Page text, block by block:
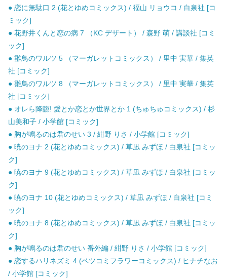
● 恋に無駄口 2 (花とゆめコミックス) / 福山 リョウコ / 白泉社 [コ
ミック]
● 花野井くんと恋の病 7 （KC デザート） / 森野 萌 / 講談社 [コミ
ック]
● 雛鳥のワルツ 5 （マーガレットコミックス） / 里中 実華 / 集英
社 [コミック]
● 雛鳥のワルツ 8 （マーガレットコミックス） / 里中 実華 / 集英
社 [コミック]
● オレら降臨! 愛とか恋とか世界とか 1 (ちゅちゅコミックス) / 杉
山美和子 / 小学館 [コミック]
● 胸が鳴るのは君のせい 3 / 紺野 りさ / 小学館 [コミック]
● 暁のヨナ 2 (花とゆめコミックス) / 草凪 みずほ / 白泉社 [コミッ
ク]
● 暁のヨナ 9 (花とゆめコミックス) / 草凪 みずほ / 白泉社 [コミッ
ク]
● 暁のヨナ 10 (花とゆめコミックス) / 草凪 みずほ / 白泉社 [コミ
ック]
● 暁のヨナ 8 (花とゆめコミックス) / 草凪 みずほ / 白泉社 [コミッ
ク]
● 胸が鳴るのは君のせい 番外編 / 紺野 りさ / 小学館 [コミック]
● 恋するハリネズミ 4 (ベツコミフラワーコミックス) / ヒナチなお
/ 小学館 [コミック]